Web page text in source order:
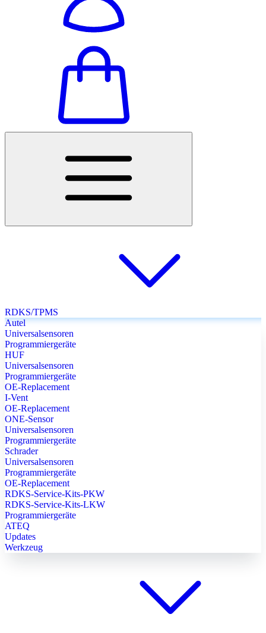
RDKS/TPMS
Autel
Universalsensoren
Programmiergeräte
HUF
Universalsensoren
Programmiergeräte
OE-Replacement
I-Vent
OE-Replacement
ONE-Sensor
Universalsensoren
Programmiergeräte
Schrader
Universalsensoren
Programmiergeräte
OE-Replacement
RDKS-Service-Kits-PKW
RDKS-Service-Kits-LKW
Programmiergeräte
ATEQ
Updates
Werkzeug